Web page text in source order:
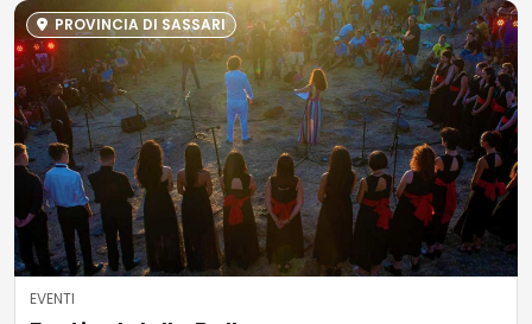
PROVINCIA DI SASSARI
EVENTI